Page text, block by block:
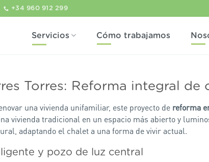
+34 960 912 299
Servicios Cómo trabajamos
Torres: Reforma integral de
una vivienda unifamiliar, este proyecto de reforma
vivienda tradicional en un espacio más abierto y
adaptando el chalet a una forma de vivir actual.
y pozo de luz central